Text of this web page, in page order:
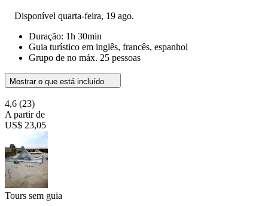
Disponível quarta-feira, 19 ago.
Duração: 1h 30min
Guia turístico em inglês, francês, espanhol
Grupo de no máx. 25 pessoas
Mostrar o que está incluído
4,6 (23)
A partir de
US$ 23,05
Tours sem guia